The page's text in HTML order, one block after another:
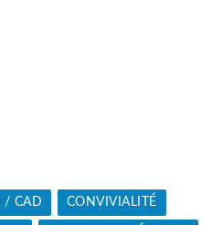
/ CAD CONVIVIALITÉ